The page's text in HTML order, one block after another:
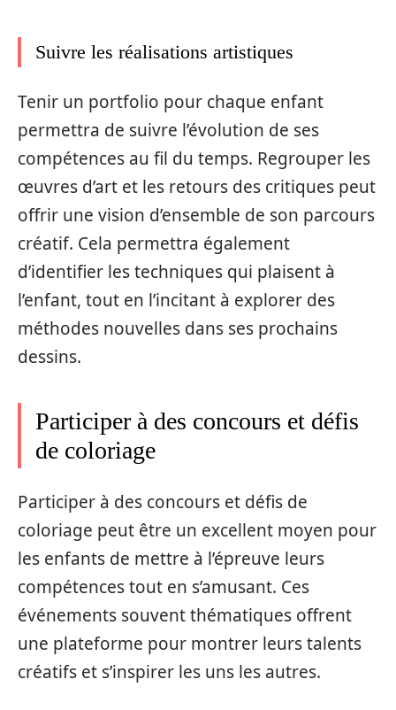
Suivre les réalisations artistiques
Tenir un portfolio pour chaque enfant
permettra de suivre l’évolution de ses
compétences au fil du temps. Regrouper les
œuvres d’art et les retours des critiques peut
offrir une vision d’ensemble de son parcours
créatif. Cela permettra également
d’identifier les techniques qui plaisent à
l’enfant, tout en l’incitant à explorer des
méthodes nouvelles dans ses prochains
dessins.
Participer à des concours et défis
de coloriage
Participer à des concours et défis de
coloriage peut être un excellent moyen pour
les enfants de mettre à l’épreuve leurs
compétences tout en s’amusant. Ces
événements souvent thématiques offrent
une plateforme pour montrer leurs talents
créatifs et s’inspirer les uns les autres.